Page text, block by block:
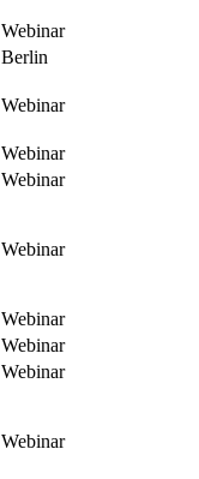
Webinar
Berlin
Webinar
Webinar
Webinar
Webinar
Webinar
Webinar
Webinar
Webinar